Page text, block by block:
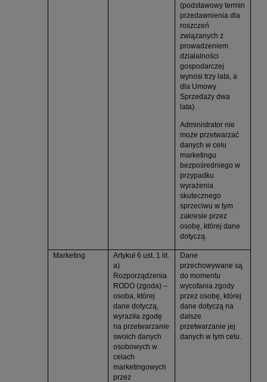
(podstawowy termin
przedawnienia dla
roszczeń
związanych z
prowadzeniem
działalności
gospodarczej
wynosi trzy lata, a
dla Umowy
Sprzedaży dwa
lata).
Administrator nie
może przetwarzać
danych w celu
marketingu
bezpośredniego w
przypadku
wyrażenia
skutecznego
sprzeciwu w tym
zakresie przez
osobę, której dane
dotyczą.
Marketing
Artykuł 6 ust. 1 lit.
a)
Rozporządzenia
RODO (zgoda) –
osoba, której
dane dotyczą,
wyraziła zgodę
na przetwarzanie
swoich danych
osobowych w
celach
marketingowych
przez
Dane
przechowywane są
do momentu
wycofania zgody
przez osobę, której
dane dotyczą na
dalsze
przetwarzanie jej
danych w tym celu.